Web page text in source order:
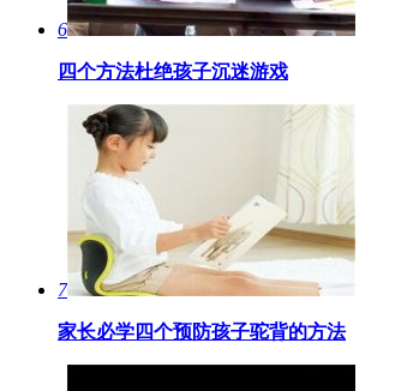
6
四个方法杜绝孩子沉迷游戏
7
家长必学四个预防孩子驼背的方法